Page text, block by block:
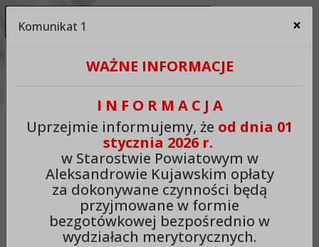
Ukryj panel ułatwień dostępu
A++ Zmień odstęp między literami
Zmień interlinię i margines
Czytaj odnośniki Czytaj tekst
Komunikat 1 ×
WAŻNE INFORMACJE
I N F O R M A C J A
Uprzejmie informujemy, że od dnia 01
stycznia 2026 r.
w Starostwie Powiatowym w
Aleksandrowie Kujawskim opłaty
za dokonywane czynności będą
przyjmowane w formie
bezgotówkowej bezpośrednio w
wydziałach merytorycznych.